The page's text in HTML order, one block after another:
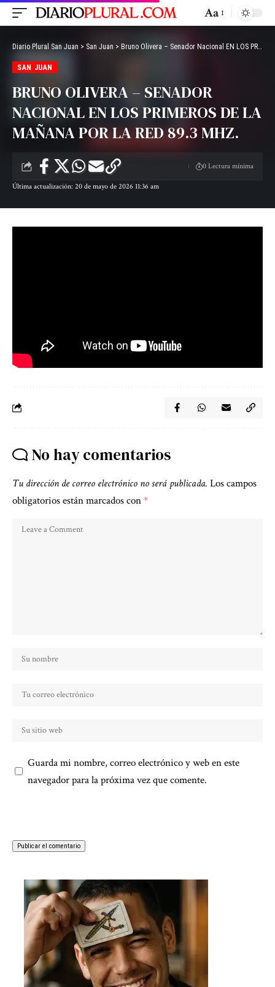
Aa
Diario Plural San Juan > San Juan > Bruno Olivera – Senador Nacional EN LOS PRIMEROS DE LA MAÑANA POR LA RED 89.3 MHZ.
SAN JUAN
BRUNO OLIVERA – SENADOR
NACIONAL EN LOS PRIMEROS DE LA
MAÑANA POR LA RED 89.3 MHZ.
Última actualización: 20 de mayo de 2026 11:36 am
0 Lectura mínima
No hay comentarios
Tu dirección de correo electrónico no será publicada. Los campos
obligatorios están marcados con*
Guarda mi nombre, correo electrónico y web en este
navegador para la próxima vez que comente.